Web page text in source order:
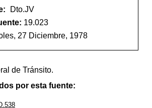
Dto.JV
19.023
27 Diciembre, 1978
de Tránsito.
por esta fuente: